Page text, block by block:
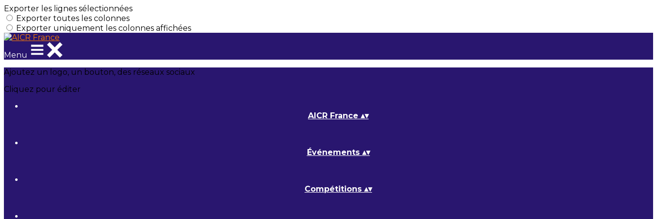
Exporter les lignes sélectionnées
Exporter toutes les colonnes
Exporter uniquement les colonnes affichées
Menu
Ajoutez un logo, un bouton, des réseaux sociaux
Cliquez pour éditer
AICR France ▴▾
Événements ▴▾
Compétitions ▴▾